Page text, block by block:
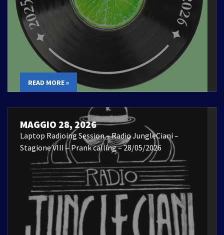
READ MORE »
MAGGIO 28, 2026
Laptop Radioing Session – Radio JungleCiani –
Stagione VIII – Prank calling – 28/05/2026